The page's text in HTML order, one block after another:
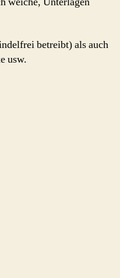
betreibt) als auch
usw.